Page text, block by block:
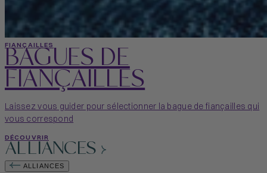
FIANÇAILLES
BAGUES DE
FIANÇAILLES
Laissez vous guider pour sélectionner la bague de fiançailles qui
vous correspond
DÉCOUVRIR
ALLIANCES
ALLIANCES